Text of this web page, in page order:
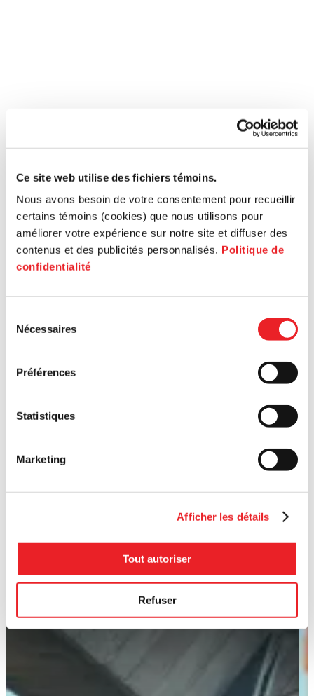
Ce site web utilise des fichiers témoins.
Nous avons besoin de votre consentement pour recueillir
certains témoins (cookies) que nous utilisons pour
améliorer votre expérience sur notre site et diffuser des
contenus et des publicités personnalisés. Politique de
confidentialité
Nécessaires
Préférences
Statistiques
Marketing
Afficher les détails
Tout autoriser
Refuser